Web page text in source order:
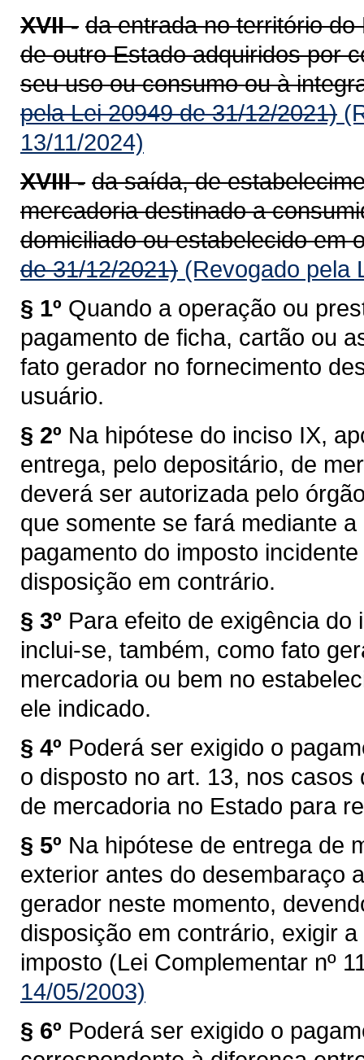
XVII - da entrada no território
de outro Estado adquiridos por
seu uso ou consumo ou à
pela Lei 20949 de 31/12/2021)
13/11/2024)
XVIII - da saída, de
mercadoria destinado a
domiciliado ou estabelecido em
de 31/12/2021) (Revogado pela
§ 1º Quando a operação ou
pagamento de ficha, cartão ou
fato gerador no fornecimento
usuário.
§ 2º Na hipótese do inciso IX,
entrega, pelo depositário, de
deverá ser autorizada pelo
que somente se fará mediante
pagamento do imposto
disposição em contrário.
§ 3º Para efeito de exigência
inclui-se, também, como fato
mercadoria ou bem no
ele indicado.
§ 4º Poderá ser exigido o
o disposto no art. 13, nos
de mercadoria no Estado para
§ 5º Na hipótese de entrega de
exterior antes do desembaraço
gerador neste momento,
disposição em contrário, exigir
imposto (Lei Complementar nº
14/05/2003)
§ 6º Poderá ser exigido o